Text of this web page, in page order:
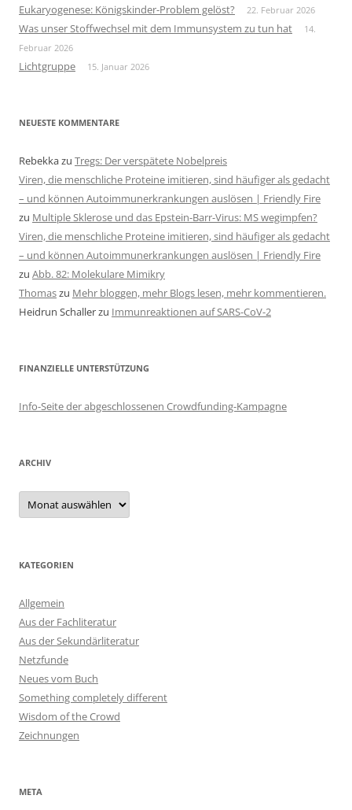
Eukaryogenese: Königskinder-Problem gelöst? 22. Februar 2026
Was unser Stoffwechsel mit dem Immunsystem zu tun hat
14.
Februar 2026
Lichtgruppe 15. Januar 2026
NEUESTE KOMMENTARE
Rebekkazu Tregs: Der verspätete Nobelpreis
Viren, die menschliche Proteine imitieren, sind häufiger als gedacht
– und können Autoimmunerkrankungen auslösen | Friendly Fire
zu Multiple Sklerose und das Epstein-Barr-Virus: MS wegimpfen?
Viren, die menschliche Proteine imitieren, sind häufiger als gedacht
– und können Autoimmunerkrankungen auslösen | Friendly Fire
zu Abb. 82: Molekulare Mimikry
Thomaszu Mehr bloggen, mehr Blogs lesen, mehr kommentieren.
Heidrun Schallerzu Immunreaktionen auf SARS-CoV-2
FINANZIELLE UNTERSTÜTZUNG
Info-Seite der abgeschlossenen Crowdfunding-Kampagne
ARCHIV
Archiv
KATEGORIEN
Allgemein
Aus der Fachliteratur
Aus der Sekundärliteratur
Netzfunde
Neues vom Buch
Something completely different
Wisdom of the Crowd
Zeichnungen
META